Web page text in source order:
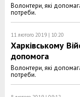
Волонтери, які
потреби.
11 лютого 2019 | 10:20
Харківському
допомога
Волонтери, які
потреби.